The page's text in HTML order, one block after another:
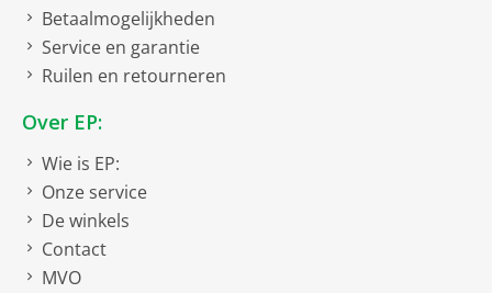
Betaalmogelijkheden
Service en garantie
Ruilen en retourneren
Over EP:
Wie is EP:
Onze service
De winkels
Contact
MVO